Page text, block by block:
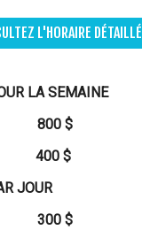
L'HORAIRE DÉTAILLÉ
LA SEMAINE
800 $
: 400 $
JOUR
: 300 $